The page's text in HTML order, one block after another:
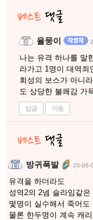
율뭉이
나는 유격 하나를 말
라가고 1명이 대역
회성의 보스가 아니
도 상당한 불쾌감 가
답글 이동
방귀폭발 26-06-
유격을 하더라도
성역2의 2넴 슬라임같
몇명이 실수해서 죽어
물론 한두명이 계속 캐